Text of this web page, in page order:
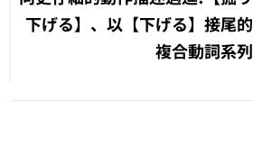
下げる】、以【下げる】接尾的
複合動詞系列